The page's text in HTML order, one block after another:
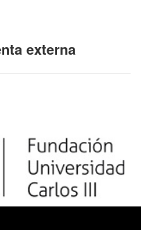
externa